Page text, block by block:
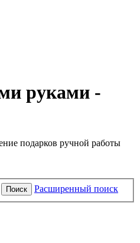
руками -
подарков ручной работы
Поиск Расширенный поиск